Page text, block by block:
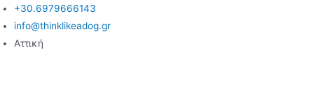
Μετάβαση
στο
περιεχόμενο
+30.6979666143
info@thinklikeadog.gr
Αττική